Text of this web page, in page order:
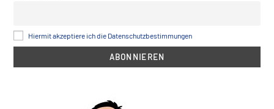
Hiermit akzeptiere ich die Datenschutzbestimmungen